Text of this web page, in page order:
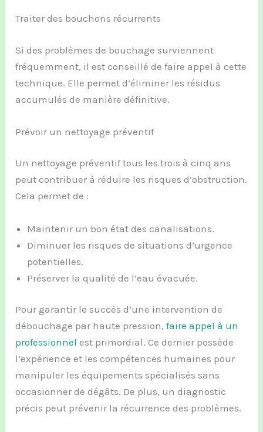
Traiter des bouchons récurrents
Si des problèmes de bouchage surviennent
fréquemment, il est conseillé de faire appel à cette
technique. Elle permet d’éliminer les résidus
accumulés de manière définitive.
Prévoir un nettoyage préventif
Un nettoyage préventif tous les trois à cinq ans
peut contribuer à réduire les risques d’obstruction.
Cela permet de :
Maintenir un bon état des canalisations.
Diminuer les risques de situations d’urgence
potentielles.
Préserver la qualité de l’eau évacuée.
Pour garantir le succès d’une intervention de
débouchage par haute pression,faire appel à un
professionnel est primordial. Ce dernier possède
l’expérience et les compétences humaines pour
manipuler les équipements spécialisés sans
occasionner de dégâts. De plus, un diagnostic
précis peut prévenir la récurrence des problèmes.